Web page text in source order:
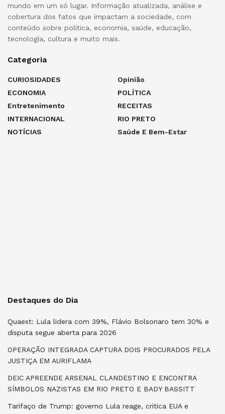
mundo em um só lugar. Informação atualizada, análise e
cobertura dos fatos que impactam a sociedade, com
conteúdo sobre política, economia, saúde, educação,
tecnologia, cultura e muito mais.
Categoria
CURIOSIDADES
ECONOMIA
Entretenimento
INTERNACIONAL
NOTÍCIAS
Opinião
POLÍTICA
RECEITAS
RIO PRETO
Saúde E Bem-Estar
Destaques do Dia
Quaest: Lula lidera com 39%, Flávio Bolsonaro tem 30% e
disputa segue aberta para 2026
OPERAÇÃO INTEGRADA CAPTURA DOIS PROCURADOS PELA
JUSTIÇA EM AURIFLAMA
DEIC APREENDE ARSENAL CLANDESTINO E ENCONTRA
SÍMBOLOS NAZISTAS EM RIO PRETO E BADY BASSITT
Tarifaço de Trump: governo Lula reage, critica EUA e